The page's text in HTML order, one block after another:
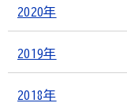
2020年
2019年
2018年